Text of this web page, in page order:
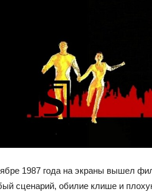
1987 года на экраны вышел
сценарий, обилие клише и